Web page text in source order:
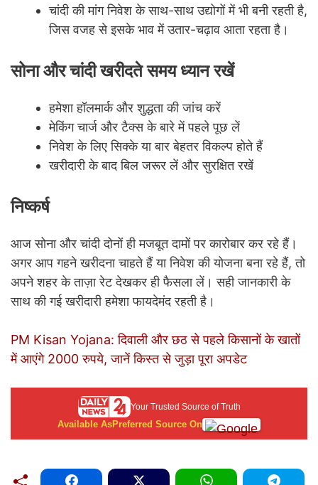
चांदी की मांग निवेश के साथ-साथ उद्योगों में भी बनी रहती है,
जिस वजह से इसके भाव में उतार-चढ़ाव आता रहता है।
सोना और चांदी खरीदते समय ध्यान रखें
हमेशा हॉलमार्क और शुद्धता की जांच करें
मेकिंग चार्ज और टैक्स के बारे में पहले पूछ लें
निवेश के लिए सिक्के या बार बेहतर विकल्प होते हैं
खरीदारी के बाद बिल जरूर लें और सुरक्षित रखें
निष्कर्ष
आज सोना और चांदी दोनों ही मजबूत दामों पर कारोबार कर रहे हैं।
अगर आप गहने खरीदना चाहते हैं या निवेश की योजना बना रहे हैं, तो
अपने शहर के ताज़ा रेट देखकर ही फैसला लें। सही जानकारी के
साथ की गई खरीदारी हमेशा फायदेमंद रहती है।
PM Kisan Yojana: दिवाली और छठ से पहले किसानों के खातों
में आएंगे 2000 रुपये, जानें किस्त से जुड़ा पूरा अपडेट
Your Trusted Source of Truth
Available AsPreferred Source On